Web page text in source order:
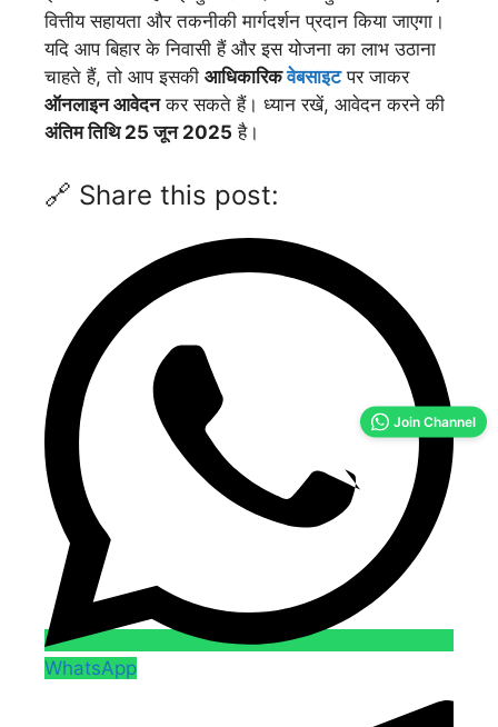
वित्तीय सहायता और तकनीकी मार्गदर्शन प्रदान किया जाएगा।
यदि आप बिहार के निवासी हैं और इस योजना का लाभ उठाना
चाहते हैं, तो आप इसकी आधिकारिकवेबसाइटपर जाकर
ऑनलाइन आवेदनकर सकते हैं। ध्यान रखें, आवेदन करने की
अंतिम तिथि 25 जून 2025 है।
🔗 Share this post:
WhatsApp
Join Channel